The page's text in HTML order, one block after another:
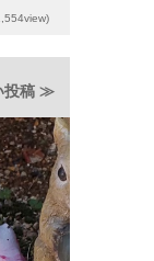
投稿 ≫